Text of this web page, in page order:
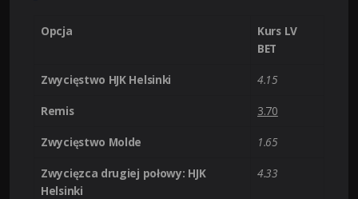
Opcja
Kurs LV
BET
Zwycięstwo HJK Helsinki 4.15
Remis 3.70
Zwycięstwo Molde 1.65
Zwycięzca drugiej połowy: HJK
Helsinki
4.33